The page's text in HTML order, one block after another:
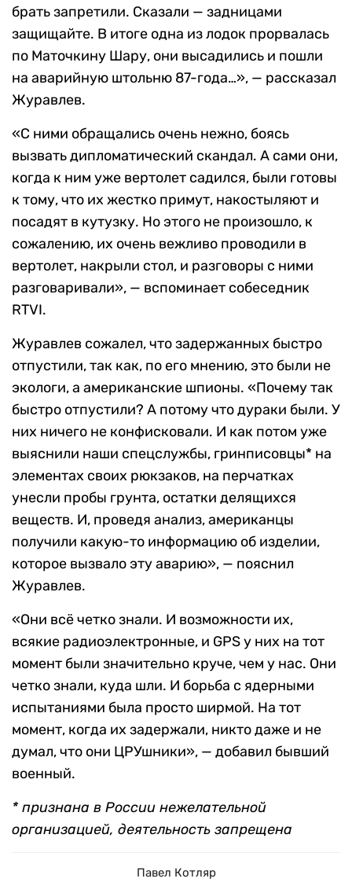
брать запретили. Сказали — задницами
защищайте. В итоге одна из лодок прорвалась
по Маточкину Шару, они высадились и пошли
на аварийную штольню 87-года…», — рассказал
Журавлев.
«С ними обращались очень нежно, боясь
вызвать дипломатический скандал. А сами они,
когда к ним уже вертолет садился, были готовы
к тому, что их жестко примут, накостыляют и
посадят в кутузку. Но этого не произошло, к
сожалению, их очень вежливо проводили в
вертолет, накрыли стол, и разговоры с ними
разговаривали», — вспоминает собеседник
RTVI.
Журавлев сожалел, что задержанных быстро
отпустили, так как, по его мнению, это были не
экологи, а американские шпионы. «Почему так
быстро отпустили? А потому что дураки были. У
них ничего не конфисковали. И как потом уже
выяснили наши спецслужбы, гринписовцы* на
элементах своих рюкзаков, на перчатках
унесли пробы грунта, остатки делящихся
веществ. И, проведя анализ, американцы
получили какую-то информацию об изделии,
которое вызвало эту аварию», — пояснил
Журавлев.
«Они всё четко знали. И возможности их,
всякие радиоэлектронные, и GPS у них на тот
момент были значительно круче, чем у нас. Они
четко знали, куда шли. И борьба с ядерными
испытаниями была просто ширмой. На тот
момент, когда их задержали, никто даже и не
думал, что они ЦРУшники», — добавил бывший
военный.
* признана в России нежелательной
организацией, деятельность запрещена
Павел Котляр